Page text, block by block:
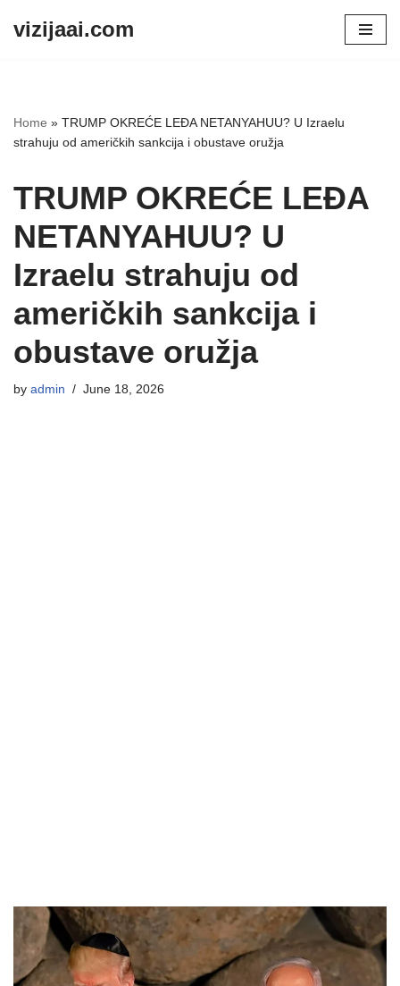
vizijaai.com
Home » TRUMP OKREĆE LEĐA NETANYAHUU? U Izraelu
strahuju od američkih sankcija i obustave oružja
TRUMP OKREĆE LEĐA
NETANYAHUU? U
Izraelu strahuju od
američkih sankcija i
obustave oružja
by admin June 18, 2026